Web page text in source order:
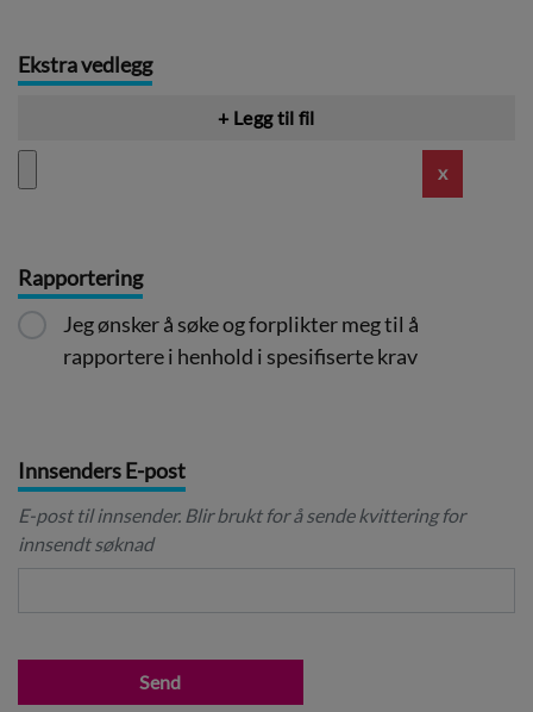
Ekstra vedlegg
+ Legg til fil
x
Rapportering
Jeg ønsker å søke og forplikter meg til å
rapportere i henhold i spesifiserte krav
Innsenders E-post
E-post til innsender. Blir brukt for å sende kvittering for
innsendt søknad
Send